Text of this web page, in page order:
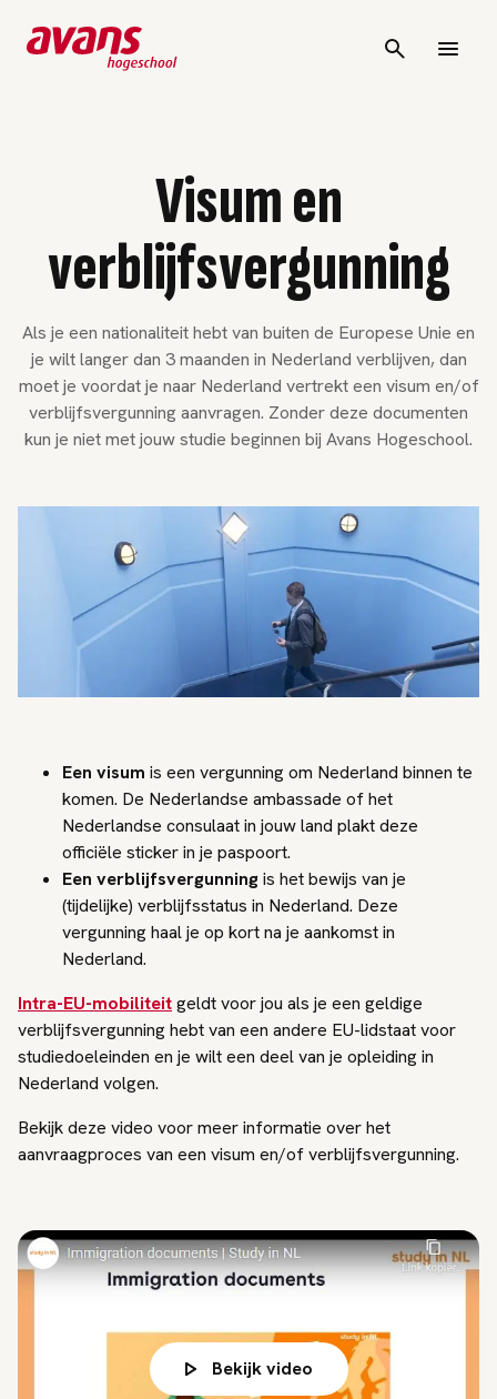
Visum en
verblijfsvergunning
Als je een nationaliteit hebt van buiten de Europese Unie en
je wilt langer dan 3 maanden in Nederland verblijven, dan
moet je voordat je naar Nederland vertrekt een visum en/of
verblijfsvergunning aanvragen. Zonder deze documenten
kun je niet met jouw studie beginnen bij Avans Hogeschool.
Een visum is een vergunning om Nederland binnen te
komen. De Nederlandse ambassade of het
Nederlandse consulaat in jouw land plakt deze
officiële sticker in je paspoort.
Een verblijfsvergunningis het bewijs van je
(tijdelijke) verblijfsstatus in Nederland. Deze
vergunning haal je op kort na je aankomst in
Nederland.
Intra-EU-mobiliteitgeldt voor jou als je een geldige
verblijfsvergunning hebt van een andere EU-lidstaat voor
studiedoeleinden en je wilt een deel van je opleiding in
Nederland volgen.
Bekijk deze video voor meer informatie over het
aanvraagproces van een visum en/of verblijfsvergunning.
Bekijk video